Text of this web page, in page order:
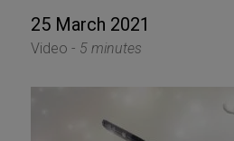
25 March 2021
Video - 5 minutes